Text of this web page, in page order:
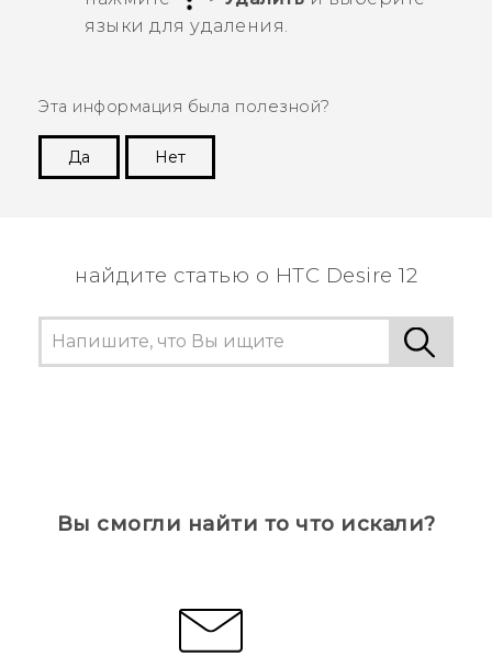
языки для удаления.
Эта информация была полезной?
Да
Нет
найдите статью о HTC Desire 12
Вы смогли найти то что искали?